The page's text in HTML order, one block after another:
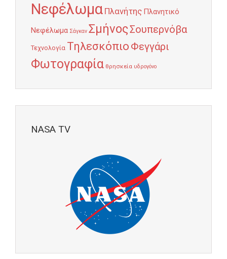
Νεφέλωμα Πλανήτης Πλανητικό
Νεφέλωμα Σάγκαν ΣμήνοςΣουπερνόβα
Τεχνολογία Τηλεσκόπιο Φεγγάρι
Φωτογραφία θρησκεία υδρογόνο
NASA TV